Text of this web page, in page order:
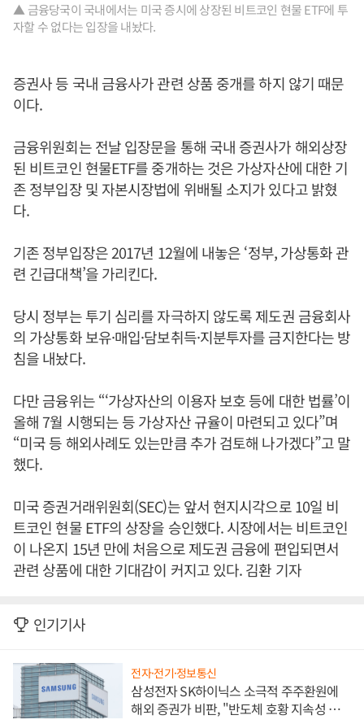
▲ 금융당국이 국내에서는 미국 증시에 상장된 비트코인 현물 ETF에 투
자할 수 없다는 입장을 내놨다.
증권사 등 국내 금융사가 관련 상품 중개를 하지 않기 때문
이다.
금융위원회는 전날 입장문을 통해 국내 증권사가 해외상장
된 비트코인 현물ETF를 중개하는 것은 가상자산에 대한 기
존 정부입장 및 자본시장법에 위배될 소지가 있다고 밝혔
다.
기존 정부입장은 2017년 12월에 내놓은 ‘정부, 가상통화 관
련 긴급대책’을 가리킨다.
당시 정부는 투기 심리를 자극하지 않도록 제도권 금융회사
의 가상통화 보유·매입·담보취득·지분투자를 금지한다는 방
침을 내놨다.
다만 금융위는 “‘가상자산의 이용자 보호 등에 대한 법률’이
올해 7월 시행되는 등 가상자산 규율이 마련되고 있다”며
“미국 등 해외사례도 있는만큼 추가 검토해 나가겠다”고 말
했다.
미국 증권거래위원회(SEC)는 앞서 현지시각으로 10일 비
트코인 현물 ETF의 상장을 승인했다. 시장에서는 비트코인
이 나온지 15년 만에 처음으로 제도권 금융에 편입되면서
관련 상품에 대한 기대감이 커지고 있다. 김환 기자
인기기사
전자·전기·정보통신
삼성전자 SK하이닉스 소극적 주주환원에
해외 증권가 비판, "반도체 호황 지속성 의